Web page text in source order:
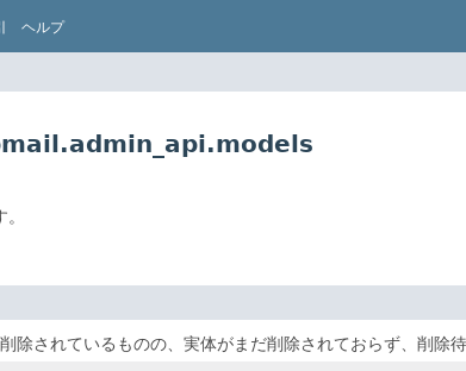
ヘルプ
除されているものの、実体がまだ削除されておらず、削除